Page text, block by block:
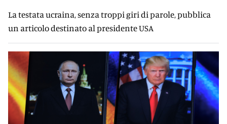
La testata ucraina, senza troppi giri di parole, pubblica
un articolo destinato al presidente USA